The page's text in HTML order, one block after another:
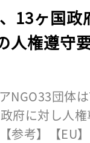
13ヶ国政
人権遵守
NGO33団体
府に対し人
参考】【EU